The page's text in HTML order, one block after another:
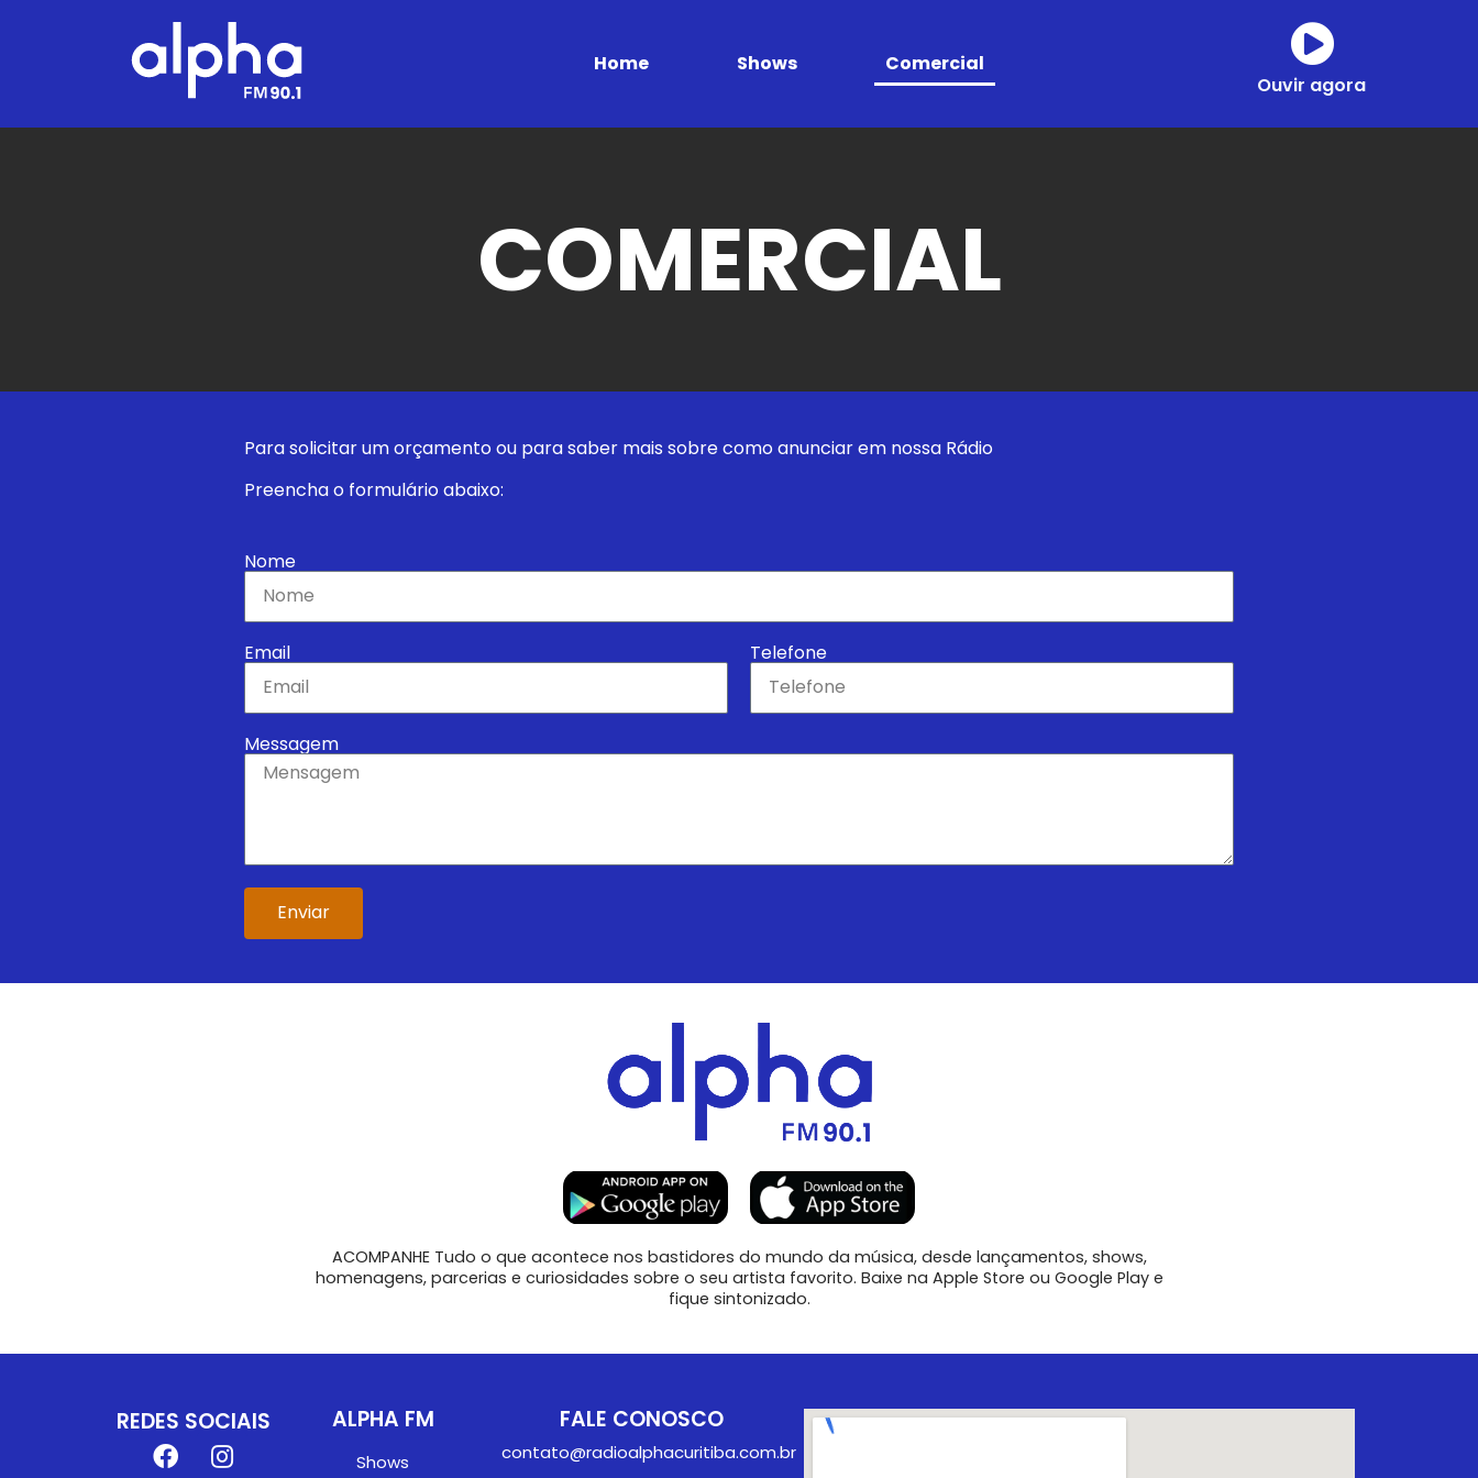
Home Shows
Comercial
Ouvir agora
COMERCIAL
Para solicitar um orçamento ou para saber mais sobre como anunciar em nossa Rádio
Preencha o formulário abaixo:
Nome
Email Telefone
Messagem
Enviar
ACOMPANHE Tudo o que acontece nos bastidores do mundo da música, desde lançamentos, shows,
homenagens, parcerias e curiosidades sobre o seu artista favorito. Baixe na Apple Store ou Google Play e
fique sintonizado.
REDES SOCIAIS ALPHA FM
Shows
FALE CONOSCO
contato@radioalphacuritiba.com.br